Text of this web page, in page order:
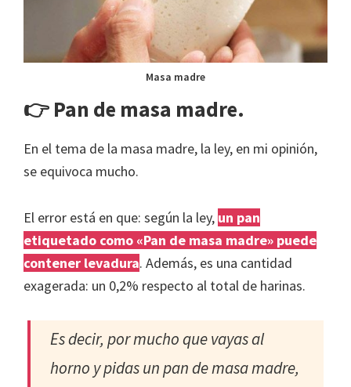
Masa madre
👉 Pan de masa madre.
En el tema de la masa madre, la ley, en mi opinión,
se equivoca mucho.
El error está en que: según la ley, un pan
etiquetado como «Pan de masa madre» puede
contener levadura. Además, es una cantidad
exagerada: un 0,2% respecto al total de harinas.
Es decir, por mucho que vayas al
horno y pidas un pan de masa madre,